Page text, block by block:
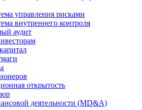
управления рисками
внутреннего контроля
аудит
открытость
деятельности (MD&A)